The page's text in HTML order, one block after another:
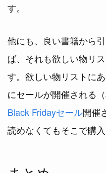
す。
他にも、良い書籍から
ば、それも欲しい物リ
す。欲しい物リストに
にセールが開催される（
Black Fridayセール開催
読めなくてもそこで購入